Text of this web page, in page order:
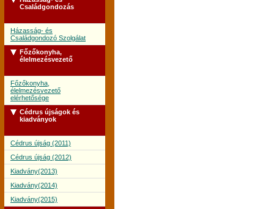
Családgondozás
Házasság- és
Családgondozó Szolgálat
Főzőkonyha,
élelmezésvezető
Főzőkonyha,
élelmezésvezető
elérhetősége
Cédrus újságok és
kiadványok
Cédrus újság (2011)
Cédrus újság (2012)
Kiadvány(2013)
Kiadvány(2014)
Kiadvány(2015)